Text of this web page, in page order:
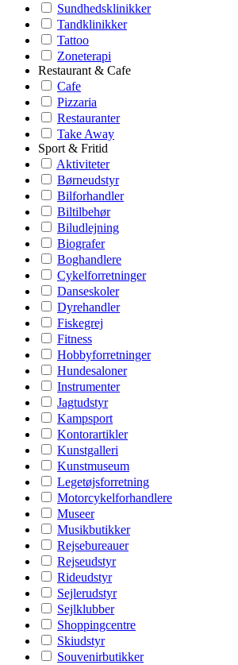
Sundhedsklinikker
Tandklinikker
Tattoo
Zoneterapi
Restaurant & Cafe
Cafe
Pizzaria
Restauranter
Take Away
Sport & Fritid
Aktiviteter
Børneudstyr
Bilforhandler
Biltilbehør
Biludlejning
Biografer
Boghandlere
Cykelforretninger
Danseskoler
Dyrehandler
Fiskegrej
Fitness
Hobbyforretninger
Hundesaloner
Instrumenter
Jagtudstyr
Kampsport
Kontorartikler
Kunstgalleri
Kunstmuseum
Legetøjsforretning
Motorcykelforhandlere
Museer
Musikbutikker
Rejsebureauer
Rejseudstyr
Rideudstyr
Sejlerudstyr
Sejlklubber
Shoppingcentre
Skiudstyr
Souvenirbutikker